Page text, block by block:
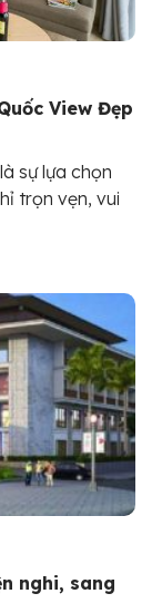
View Đẹp
sự lựa chọn
trọn vẹn, vui
nghi, sang